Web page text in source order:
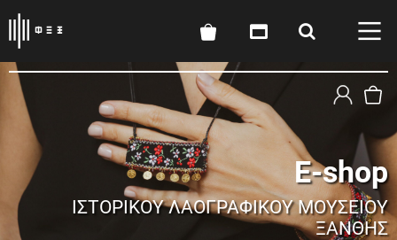
E-shop
ΙΣΤΟΡΙΚΟΎ ΛΑΟΓΡΑΦΙΚΟΎ ΜΟΥΣΕΊΟΥ
ΞΆΝΘΗΣ